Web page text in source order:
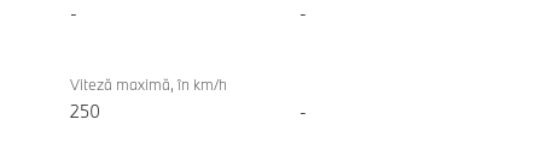
- -
Viteză maximă, în km/h
250 -